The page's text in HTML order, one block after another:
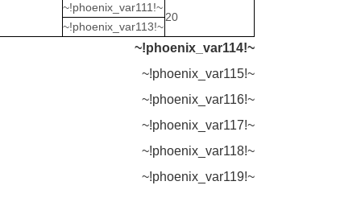
20
~!phoenix_var111!~
~!phoenix_var113!~
~!phoenix_var114!~
~!phoenix_var115!~
~!phoenix_var116!~
~!phoenix_var117!~
~!phoenix_var118!~
~!phoenix_var119!~